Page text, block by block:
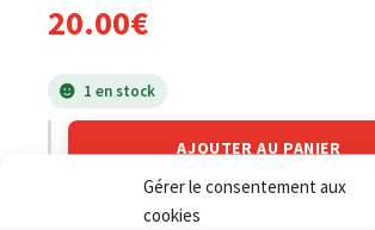
Gérer le consentement aux
cookies
20.00€
1 en stock
AJOUTER AU PANIER